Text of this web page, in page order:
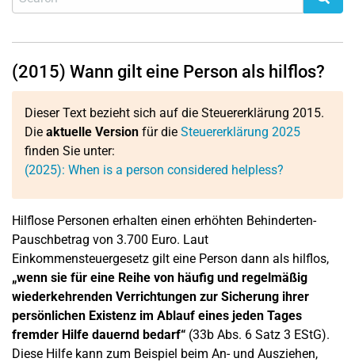
(2015) Wann gilt eine Person als hilflos?
Dieser Text bezieht sich auf die Steuererklärung 2015.
Die aktuelle Version für die Steuererklärung 2025
finden Sie unter:
(2025): When is a person considered helpless?
Hilflose Personen erhalten einen erhöhten Behinderten-
Pauschbetrag von 3.700 Euro. Laut
Einkommensteuergesetz gilt eine Person dann als hilflos,
„wenn sie für eine Reihe von häufig und regelmäßig
wiederkehrenden Verrichtungen zur Sicherung ihrer
persönlichen Existenz im Ablauf eines jeden Tages
fremder Hilfe dauernd bedarf“ (33b Abs. 6 Satz 3 EStG).
Diese Hilfe kann zum Beispiel beim An- und Ausziehen,